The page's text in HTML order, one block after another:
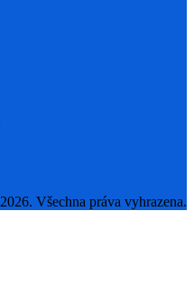
Všechna práva vyhrazena.